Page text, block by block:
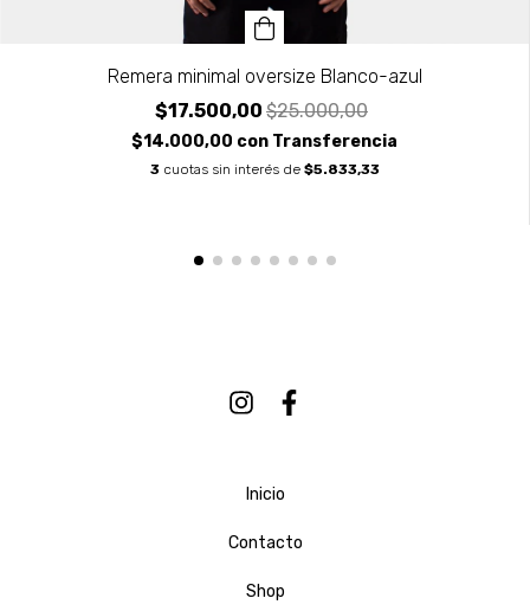
Remera minimal oversize Blanco-azul
$17.500,00 $25.000,00
$14.000,00 con Transferencia
3 cuotas sin interés de $5.833,33
Inicio
Contacto
Shop